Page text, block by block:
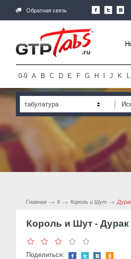
Обратная связь
0-9 A B C D E F G H J K L
табулатура
Главная К Король и Шут
Король и Шут -
Поделиться: